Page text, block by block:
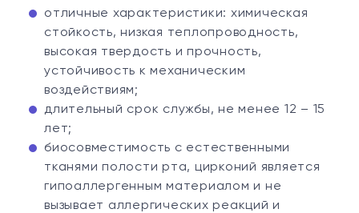
отличные характеристики: химическая
стойкость, низкая теплопроводность,
высокая твердость и прочность,
устойчивость к механическим
воздействиям;
длительный срок службы, не менее 12 – 15
лет;
биосовместимость с естественными
тканями полости рта, цирконий является
гипоаллергенным материалом и не
вызывает аллергических реакций и